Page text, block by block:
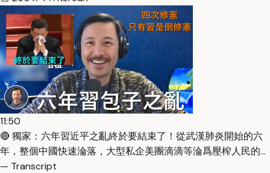
11:50
🔴 獨家：六年習近平之亂終於要結束了！從武漢肺炎開始的六
年，整個中國快速淪落，大型私企美團滴滴等淪爲壓榨人民的…
— Transcript